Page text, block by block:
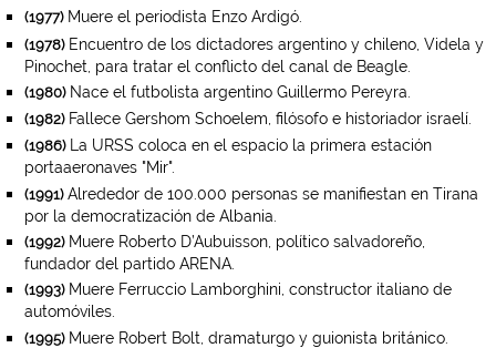
(1977)Muere el periodista Enzo Ardigó.
(1978)Encuentro de los dictadores argentino y chileno, Videla y
Pinochet, para tratar el conflicto del canal de Beagle.
(1980)Nace el futbolista argentino Guillermo Pereyra.
(1982)Fallece Gershom Schoelem, filósofo e historiador israelí.
(1986)La URSS coloca en el espacio la primera estación
portaaeronaves "Mir".
(1991)Alrededor de 100.000 personas se manifiestan en Tirana
por la democratización de Albania.
(1992)Muere Roberto D’Aubuisson, político salvadoreño,
fundador del partido ARENA.
(1993)Muere Ferruccio Lamborghini, constructor italiano de
automóviles.
(1995)Muere Robert Bolt, dramaturgo y guionista británico.